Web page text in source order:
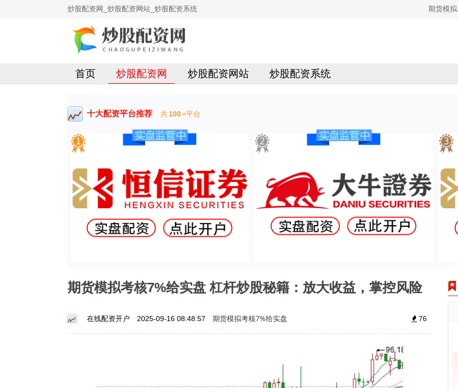
炒股配资网_炒股配资网站_炒股配资系统 期货模
首页 炒股配资网 炒股配资网站 炒股配资系统
十大配资平台推荐 共100+平台
期货模拟考核7%给实盘 杠杆炒股秘籍：放大收益，掌控风险
在线配资开户 2025-09-16 08:48:57 期货模拟考核7%给实盘 76